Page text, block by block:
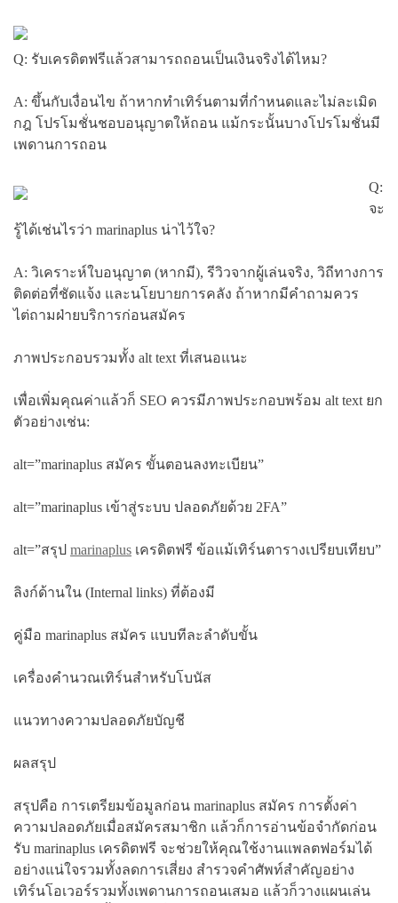
Q: รับเครดิตฟรีแล้วสามารถถอนเป็นเงินจริงได้ไหม?
A: ขึ้นกับเงื่อนไข ถ้าหากทำเทิร์นตามที่กำหนดและไม่ละเมิด
กฎ โปรโมชั่นชอบอนุญาตให้ถอน แม้กระนั้นบางโปรโมชั่นมี
เพดานการถอน
Q:
จะ
รู้ได้เช่นไรว่า marinaplus น่าไว้ใจ?
A: วิเคราะห์ใบอนุญาต (หากมี), รีวิวจากผู้เล่นจริง, วิถีทางการ
ติดต่อที่ชัดแจ้ง และนโยบายการคลัง ถ้าหากมีคำถามควร
ไต่ถามฝ่ายบริการก่อนสมัคร
ภาพประกอบรวมทั้ง alt text ที่เสนอแนะ
เพื่อเพิ่มคุณค่าแล้วก็ SEO ควรมีภาพประกอบพร้อม alt text ยก
ตัวอย่างเช่น:
alt=”marinaplus สมัคร ขั้นตอนลงทะเบียน”
alt=”marinaplus เข้าสู่ระบบ ปลอดภัยด้วย 2FA”
alt=”สรุป marinaplus เครดิตฟรี ข้อแม้เทิร์นตารางเปรียบเทียบ”
ลิงก์ด้านใน (Internal links) ที่ต้องมี
คู่มือ marinaplus สมัคร แบบทีละลำดับขั้น
เครื่องคำนวณเทิร์นสำหรับโบนัส
แนวทางความปลอดภัยบัญชี
ผลสรุป
สรุปคือ การเตรียมข้อมูลก่อน marinaplus สมัคร การตั้งค่า
ความปลอดภัยเมื่อสมัครสมาชิก แล้วก็การอ่านข้อจำกัดก่อน
รับ marinaplus เครดิตฟรี จะช่วยให้คุณใช้งานแพลตฟอร์มได้
อย่างแน่ใจรวมทั้งลดการเสี่ยง สำรวจคำศัพท์สำคัญอย่าง
เทิร์นโอเวอร์รวมทั้งเพดานการถอนเสมอ แล้วก็วางแผนเล่น